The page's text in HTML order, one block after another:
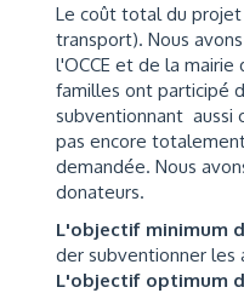
Le coût total du projet
transport). Nous
l'OCCE et de la mairie
familles ont participé
subventionnant aussi
pas encore
demandée. Nous
donateurs.
L'objectif minimum
der subventionner les
L'objectif optimum